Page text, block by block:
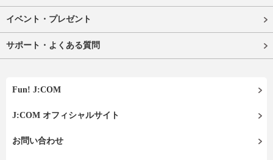
イベント・プレゼント
サポート・よくある質問
Fun! J:COM
J:COM オフィシャルサイト
お問い合わせ